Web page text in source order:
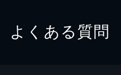
よくある質問